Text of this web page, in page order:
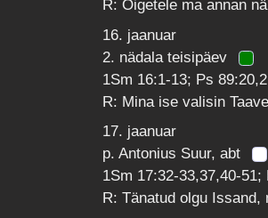
R: Õigetele ma annan
16. jaanuar
2. nädala teisipäev
1Sm 16:1-13; Ps
R: Mina ise valisin
17. jaanuar
p. Antonius Suur, abt
1Sm 17:32-33,37,40-
R: Tänatud olgu Issand,